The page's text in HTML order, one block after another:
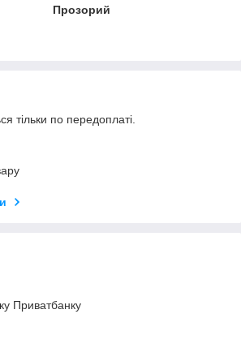
Прозорий
тільки по передоплаті.
Приватбанку